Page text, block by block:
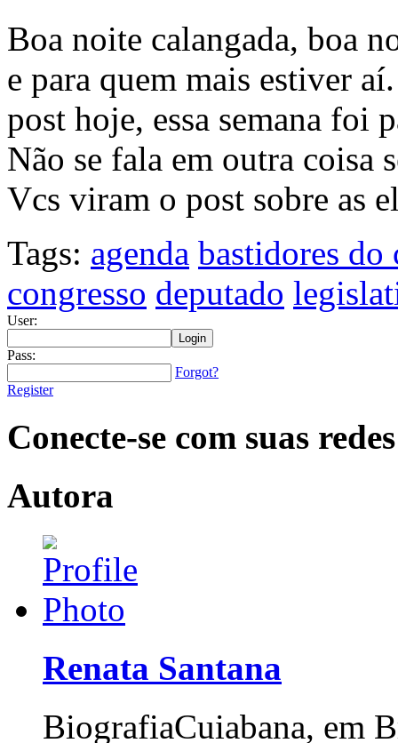
Boa noite calangada, boa
e para quem mais estiver
post hoje, essa semana foi
Não se fala em outra coisa
Vcs viram o post sobre as
Tags: agenda bastidores do
congresso deputado
User:
Pass:
Forgot?
Register
Conecte-se com suas redes
Autora
Renata Santana
BiografiaCuiabana, em